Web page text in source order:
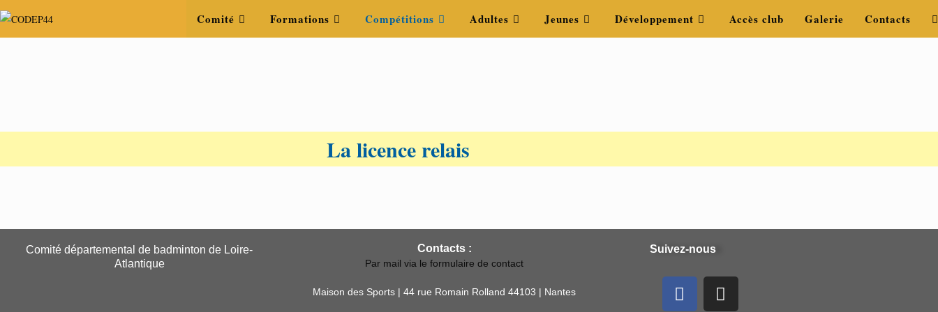
Comité Formations Compétitions Adultes Jeunes Développement Accès club Galerie Contacts
La licence relais
Comité départemental de badminton de Loire-
Atlantique
Contacts :
Par mail via le formulaire de contact
Maison des Sports | 44 rue Romain Rolland 44103 | Nantes
Suivez-nous